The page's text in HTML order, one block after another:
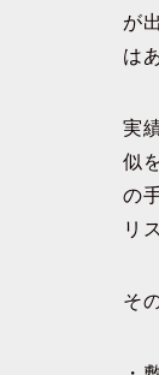
が
は
実
似
の
リ
そ